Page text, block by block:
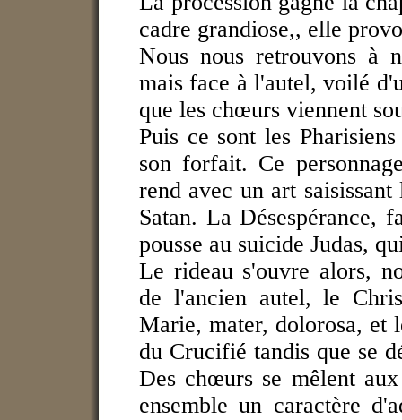
cadre grandiose,, elle
Nous nous retrouvons à
mais face à l'autel, voilé
que les chœurs viennent
Puis ce sont les
son forfait. Ce
rend avec un art
Satan. La Désespérance,
pousse au suicide Judas,
Le rideau s'ouvre alors,
de l'ancien autel, le
Marie, mater, dolorosa, et
du Crucifié tandis que se
Des chœurs se mêlent
ensemble un caractère